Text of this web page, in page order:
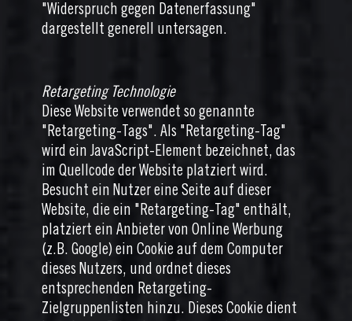
"Widerspruch gegen Datenerfassung"
dargestellt generell untersagen.
Retargeting Technologie
Diese Website verwendet so genannte
"Retargeting-Tags". Als "Retargeting-Tag"
wird ein JavaScript-Element bezeichnet, das
im Quellcode der Website platziert wird.
Besucht ein Nutzer eine Seite auf dieser
Website, die ein "Retargeting-Tag" enthält,
platziert ein Anbieter von Online Werbung
(z.B. Google) ein Cookie auf dem Computer
dieses Nutzers, und ordnet dieses
entsprechenden Retargeting-
Zielgruppenlisten hinzu. Dieses Cookie dient